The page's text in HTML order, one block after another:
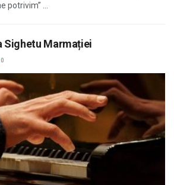
potrivim” ...
Sighetu Marmației
0